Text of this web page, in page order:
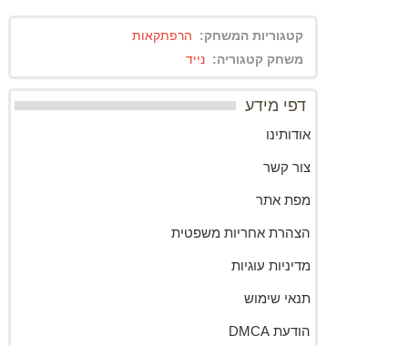
קטגוריות המשחק: הרפתקאות
משחק קטגוריה:נייד
דפי מידע
אודותינו
צור קשר
מפת אתר
הצהרת אחריות משפטית
מדיניות עוגיות
תנאי שימוש
הודעת DMCA